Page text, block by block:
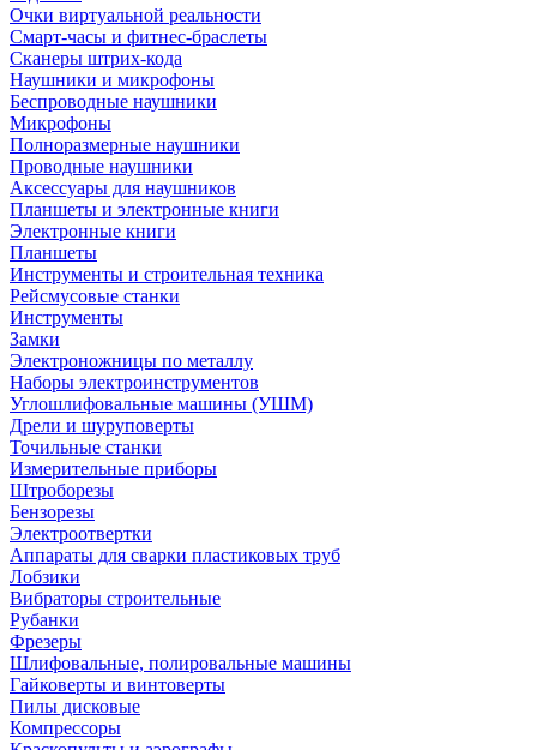
Очки виртуальной реальности
Смарт-часы и фитнес-браслеты
Сканеры штрих-кода
Наушники и микрофоны
Беспроводные наушники
Микрофоны
Полноразмерные наушники
Проводные наушники
Аксессуары для наушников
Планшеты и электронные книги
Электронные книги
Планшеты
Инструменты и строительная техника
Рейсмусовые станки
Инструменты
Замки
Электроножницы по металлу
Наборы электроинструментов
Углошлифовальные машины (УШМ)
Дрели и шуруповерты
Точильные станки
Измерительные приборы
Штроборезы
Бензорезы
Электроотвертки
Аппараты для сварки пластиковых труб
Лобзики
Вибраторы строительные
Рубанки
Фрезеры
Шлифовальные, полировальные машины
Гайковерты и винтоверты
Пилы дисковые
Компрессоры